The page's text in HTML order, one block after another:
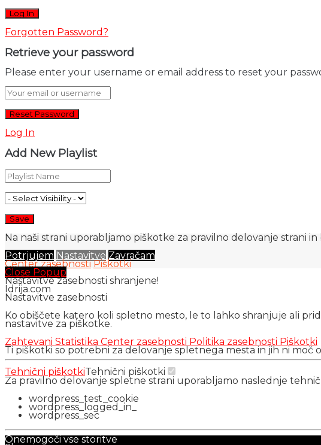
Forgotten Password?
Retrieve your password
Please enter your username or email address to reset your
Log In
Add New Playlist
Na naši strani uporabljamo piškotke za pravilno delovanje strani
Potrjujem Nastavitve Zavračam
Center zasebnosti Piškotki
Close Popup
Nastavitve zasebnosti shranjene!
Idrija.com
Nastavitve zasebnosti
Ko obiščete katero koli spletno mesto, le to lahko shranjuje ali
nastavitve za piškotke.
Zahtevani Statistika Center zasebnosti Politika zasebnosti Piškotki
Ti piškotki so potrebni za delovanje spletnega mesta in jih ni moč
Tehnični piškotkiTehnični piškotki
Za pravilno delovanje spletne strani uporabljamo naslednje
wordpress_test_cookie
wordpress_logged_in_
wordpress_sec
Onemogoči vse storitve